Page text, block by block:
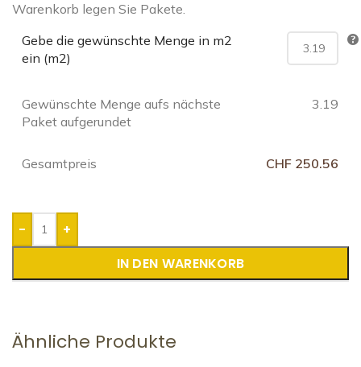
Warenkorb legen Sie Pakete.
Gebe die gewünschte Menge in m2
ein (m2)
Gewünschte Menge aufs nächste
Paket aufgerundet
3.19
Gesamtpreis CHF 250.56
-
+
IN DEN WARENKORB
Ähnliche Produkte